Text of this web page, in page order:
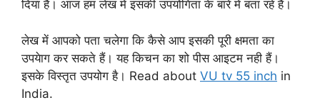
दिया है। आज हम लेख में इसकी उपयोगिता के बारे में बता रहे हैं।
लेख में आपको पता चलेगा कि कैसे आप इसकी पूरी क्षमता का
उपयेाग कर सकते हैं। यह किचन का शो पीस आइटम नही हैं।
इसके विस्तृत उपयोग है। Read about VU tv 55 inch in
India.